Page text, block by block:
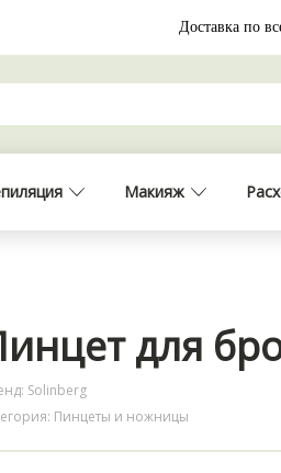
для
Solinberg
Пинцеты и ножницы
Доставка по
Макияж